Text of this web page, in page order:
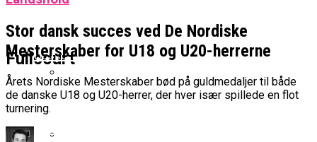
Fullcourt
Basketligaen
Officielt: Vejen Gafler Dansker Hos Rabbits
NBA
Stor dansk succes ved De Nordiske
Mesterskaber for U18 og U20-herrerne
Årets Nordiske Mesterskaber bød på guldmedaljer til både
de danske U18 og U20-herrer, der hver især spillede en flot
turnering.